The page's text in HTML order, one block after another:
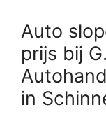
Auto
prijs bij
in